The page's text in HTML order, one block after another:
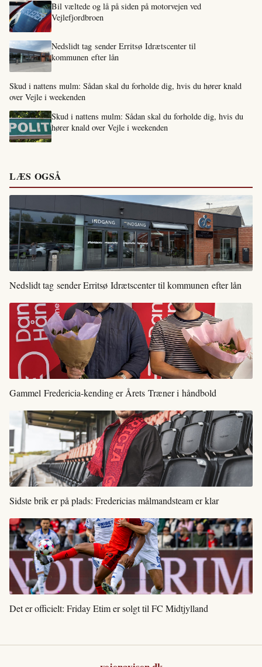
Bil væltede og lå på siden på motorvejen ved
Vejlefjordbroen
Nedslidt tag sender Erritsø Idrætscenter til
kommunen efter lån
Skud i nattens mulm: Sådan skal du forholde dig, hvis du hører knald
over Vejle i weekenden
Skud i nattens mulm: Sådan skal du forholde dig, hvis du
hører knald over Vejle i weekenden
LÆS OGSÅ
Nedslidt tag sender Erritsø Idrætscenter til kommunen efter lån
Gammel Fredericia-kending er Årets Træner i håndbold
Sidste brik er på plads: Fredericias målmandsteam er klar
Det er officielt: Friday Etim er solgt til FC Midtjylland